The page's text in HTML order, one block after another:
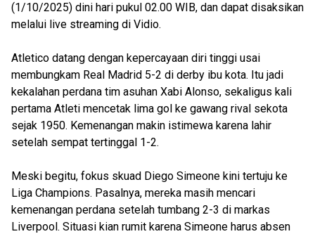
(1/10/2025) dini hari pukul 02.00 WIB, dan dapat disaksikan
melalui live streaming di Vidio.
Atletico datang dengan kepercayaan diri tinggi usai
membungkam Real Madrid 5-2 di derby ibu kota. Itu jadi
kekalahan perdana tim asuhan Xabi Alonso, sekaligus kali
pertama Atleti mencetak lima gol ke gawang rival sekota
sejak 1950. Kemenangan makin istimewa karena lahir
setelah sempat tertinggal 1-2.
Meski begitu, fokus skuad Diego Simeone kini tertuju ke
Liga Champions. Pasalnya, mereka masih mencari
kemenangan perdana setelah tumbang 2-3 di markas
Liverpool. Situasi kian rumit karena Simeone harus absen